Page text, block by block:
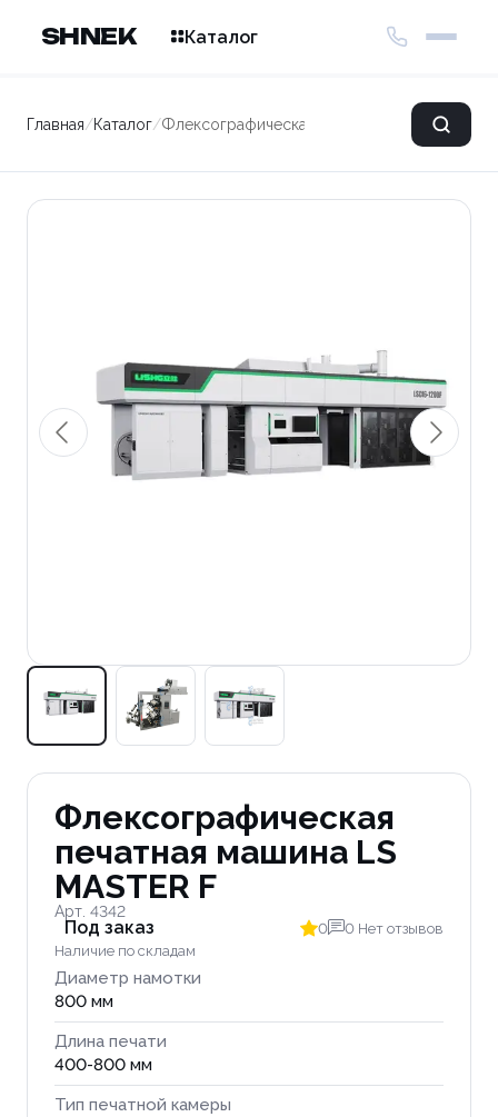
SHNEK Каталог
Главная/Каталог/Флексографическая печатная машина LS
Флексографическая
печатная машина LS
MASTER F
Арт. 4342
Под заказ
Наличие по складам
0 0 Нет отзывов
Диаметр намотки
800 мм
Длина печати
400-800 мм
Тип печатной камеры